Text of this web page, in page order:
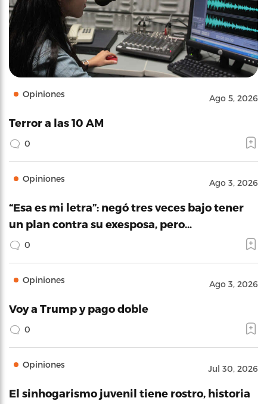
Opiniones Ago 5, 2026
Terror a las 10 AM
0
Opiniones Ago 3, 2026
“Esa es mi letra”: negó tres veces bajo tener
un plan contra su exesposa, pero…
0
Opiniones Ago 3, 2026
Voy a Trump y pago doble
0
Opiniones Jul 30, 2026
El sinhogarismo juvenil tiene rostro, historia